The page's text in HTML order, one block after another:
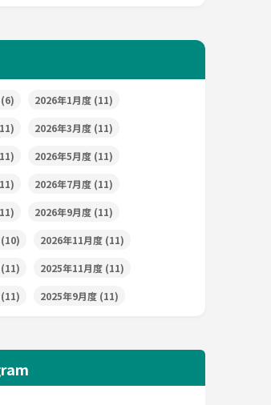
(6) 2026年1月度 (11)
2026年3月度 (11)
2026年5月度 (11)
2026年7月度 (11)
2026年9月度 (11)
(10) 2026年11月度 (11)
(11) 2025年11月度 (11)
(11) 2025年9月度 (11)